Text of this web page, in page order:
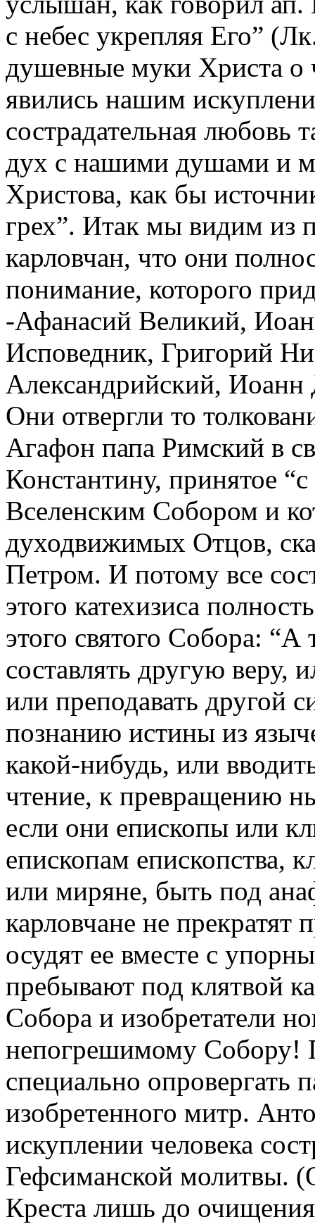
с небес укрепляя Его”
душевные муки Христа о
явились нашим
сострадательная любовь
дух с нашими душами и
Христова, как бы
грех”. Итак мы видим из
карловчан, что они
понимание, которого
-Афанасий Великий,
Исповедник, Григорий
Александрийский,
Они отвергли то
Агафон папа Римский в
Константину, принятое
Вселенским Собором и
духодвижимых Отцов,
Петром. И потому все
этого катехизиса
этого святого Собора:
составлять другую веру,
или преподавать другой
познанию истины из
какой-нибудь, или
чтение, к превращению
если они епископы или
епископам епископства,
или миряне, быть под
карловчане не прекратят
осудят ее вместе с
пребывают под клятвой
Собора и изобретатели
непогрешимому Собору!
специально опровергать
изобретенного митр.
искуплении человека
Гефсиманской молитвы.
Креста лишь до очищения